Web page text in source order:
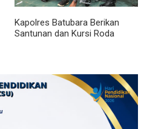
Kapolres Batubara Berikan
Santunan dan Kursi Roda